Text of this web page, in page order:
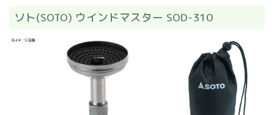
ソト(SOTO) ウインドマスター SOD-310